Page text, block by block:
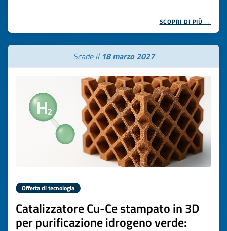
SCOPRI DI PIÙ →
Scade il 18 marzo 2027
Offerta di tecnologia
Catalizzatore Cu-Ce stampato in 3D
per purificazione idrogeno verde: